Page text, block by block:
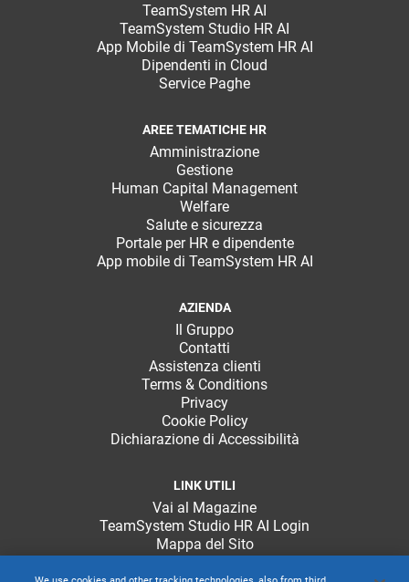
TeamSystem HR AI
TeamSystem Studio HR AI
App Mobile di TeamSystem HR AI
Dipendenti in Cloud
Service Paghe
AREE TEMATICHE HR
Amministrazione
Gestione
Human Capital Management
Welfare
Salute e sicurezza
Portale per HR e dipendente
App mobile di TeamSystem HR AI
AZIENDA
Il Gruppo
Contatti
Assistenza clienti
Terms & Conditions
Privacy
Cookie Policy
Dichiarazione di Accessibilità
LINK UTILI
Vai al Magazine
TeamSystem Studio HR AI Login
Mappa del Sito